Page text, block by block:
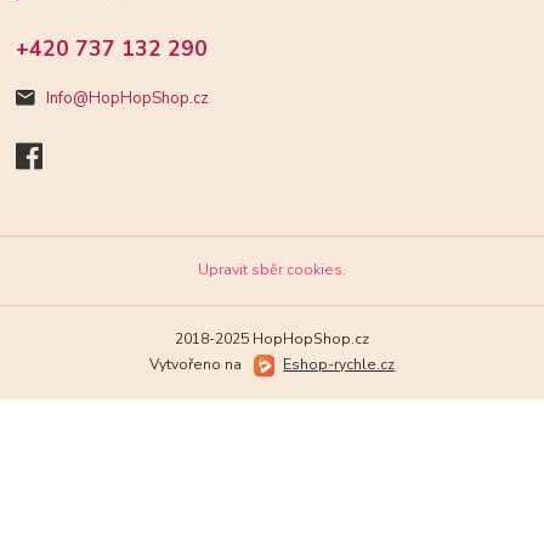
+420 737 132 290
Info@HopHopShop.cz
Upravit sběr cookies.
2018-2025 HopHopShop.cz
Vytvořeno na
Eshop-rychle.cz